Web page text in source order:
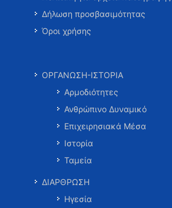
Δήλωση προσβασιμότητας
Όροι χρήσης
ΟΡΓΑΝΩΣΗ-ΙΣΤΟΡΙΑ
Αρμοδιότητες
Ανθρώπινο Δυναμικό
Επιχειρησιακά Μέσα
Ιστορία
Ταμεία
ΔΙΑΡΘΡΩΣΗ
Ηγεσία